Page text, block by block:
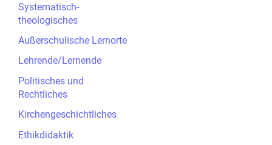
Systematisch-
theologisches
Außerschulische Lernorte
Lehrende/Lernende
Politisches und
Rechtliches
Kirchengeschichtliches
Ethikdidaktik